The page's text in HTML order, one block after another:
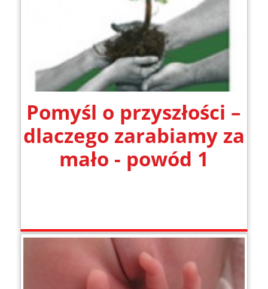
Pomyśl o przyszłości –
dlaczego zarabiamy za
mało - powód 1